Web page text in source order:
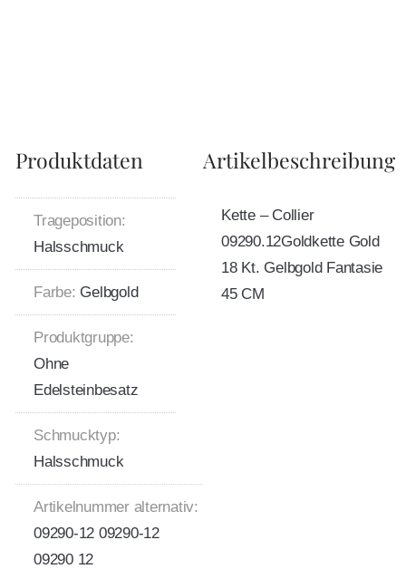
Produktdaten
Trageposition:
Halsschmuck
Farbe: Gelbgold
Produktgruppe:
Ohne
Edelsteinbesatz
Schmucktyp:
Halsschmuck
Artikelnummer alternativ:
09290-12 09290-12
09290 12
Artikelbeschreibung
Kette – Collier
09290.12Goldkette Gold
18 Kt. Gelbgold Fantasie
45 CM